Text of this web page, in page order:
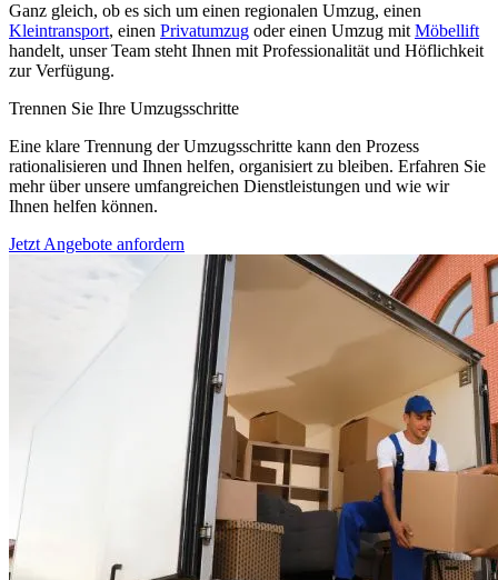
Ganz gleich, ob es sich um einen regionalen Umzug, einen
Kleintransport, einen Privatumzug oder einen Umzug mit Möbellift
handelt, unser Team steht Ihnen mit Professionalität und Höflichkeit
zur Verfügung.
Trennen Sie Ihre Umzugsschritte
Eine klare Trennung der Umzugsschritte kann den Prozess
rationalisieren und Ihnen helfen, organisiert zu bleiben. Erfahren Sie
mehr über unsere umfangreichen Dienstleistungen und wie wir
Ihnen helfen können.
Jetzt Angebote anfordern